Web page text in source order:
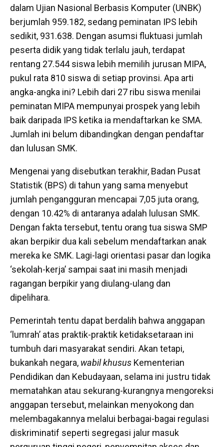
dalam Ujian Nasional Berbasis Komputer (UNBK)
berjumlah 959.182, sedang peminatan IPS lebih
sedikit, 931.638. Dengan asumsi fluktuasi jumlah
peserta didik yang tidak terlalu jauh, terdapat
rentang 27.544 siswa lebih memilih jurusan MIPA,
pukul rata 810 siswa di setiap provinsi. Apa arti
angka-angka ini? Lebih dari 27 ribu siswa menilai
peminatan MIPA mempunyai prospek yang lebih
baik daripada IPS ketika ia mendaftarkan ke SMA.
Jumlah ini belum dibandingkan dengan pendaftar
dan lulusan SMK.
Mengenai yang disebutkan terakhir, Badan Pusat
Statistik (BPS) di tahun yang sama menyebut
jumlah pengangguran mencapai 7,05 juta orang,
dengan 10.42% di antaranya adalah lulusan SMK.
Dengan fakta tersebut, tentu orang tua siswa SMP
akan berpikir dua kali sebelum mendaftarkan anak
mereka ke SMK. Lagi-lagi orientasi pasar dan logika
‘sekolah-kerja’ sampai saat ini masih menjadi
ragangan berpikir yang diulang-ulang dan
dipelihara.
Pemerintah tentu dapat berdalih bahwa anggapan
‘lumrah’ atas praktik-praktik ketidaksetaraan ini
tumbuh dari masyarakat sendiri. Akan tetapi,
bukankah negara, wabil khusus Kementerian
Pendidikan dan Kebudayaan, selama ini justru tidak
mematahkan atau sekurang-kurangnya mengoreksi
anggapan tersebut, melainkan menyokong dan
melembagakannya melalui berbagai-bagai regulasi
diskriminatif seperti segregasi jalur masuk